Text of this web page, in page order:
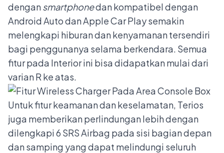
dengansmartphonedan kompatibel dengan
Android Auto dan Apple Car Play semakin
melengkapi hiburan dan kenyamanan tersendiri
bagi penggunanya selama berkendara. Semua
fitur pada Interior ini bisa didapatkan mulai dari
varian R ke atas.
Untuk fitur keamanan dan keselamatan, Terios
juga memberikan perlindungan lebih dengan
dilengkapi 6 SRS Airbag pada sisi bagian depan
dan samping yang dapat melindungi seluruh